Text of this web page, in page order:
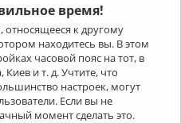
время!
к другому
находитесь вы. В этом
часовой пояс на тот, в
и т. д. Учтите, что
настроек, могут
Если вы не
момент сделать это.